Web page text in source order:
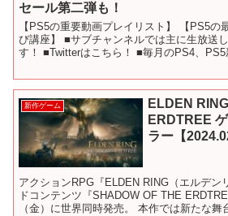
セール第二弾も！
【PS5の重要動画プレイリスト】 【PS5の
び講座】 ■サブチャンネルでは主に生放送
す！ ■Twitterはこちら！ ■毎月のPS4、
新作ゲーム
ELDEN
ERDTREE
ラー【
アクションRPG『ELDEN RING（エルデン
ドコンテンツ『SHADOW OF THE
（金）に世界同時発売。 本作では新たな